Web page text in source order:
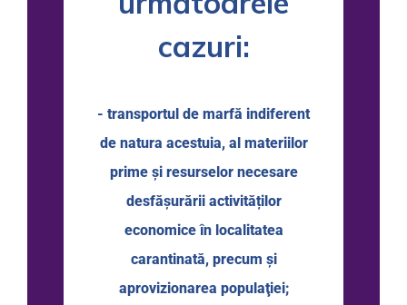
cazuri:
- transportul de marfă indiferent
de natura acestuia, al materiilor
prime şi resurselor necesare
desfăşurării activităților
economice în localitatea
carantinată, precum şi
aprovizionarea populaţiei;